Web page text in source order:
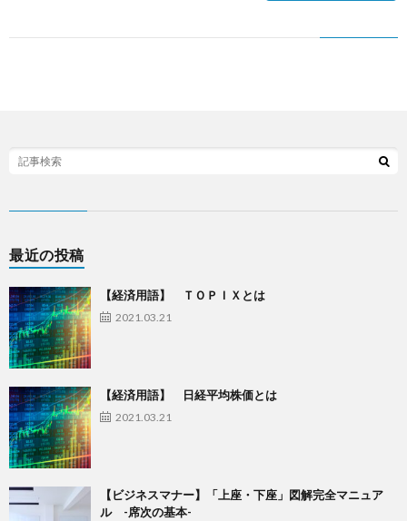
最近の投稿
【経済用語】 ＴＯＰＩＸとは
2021.03.21
【経済用語】 日経平均株価とは
2021.03.21
【ビジネスマナー】「上座・下座」図解完全マニュア
ル -席次の基本-